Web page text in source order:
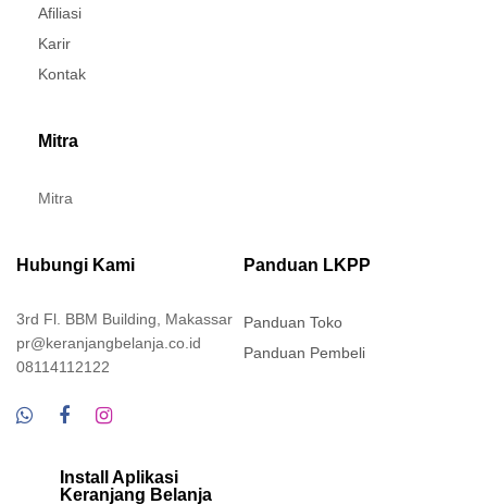
Afiliasi
Karir
Kontak
Mitra
Mitra
Hubungi Kami
3rd Fl. BBM Building, Makassar
pr@keranjangbelanja.co.id
08114112122
Panduan LKPP
Panduan Toko
Panduan Pembeli
Install Aplikasi
Keranjang Belanja